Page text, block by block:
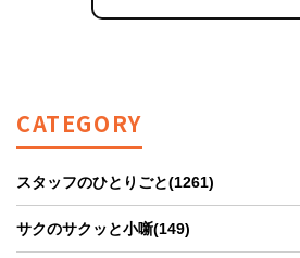
CATEGORY
スタッフのひとりごと(1261)
サクのサクッと小噺(149)